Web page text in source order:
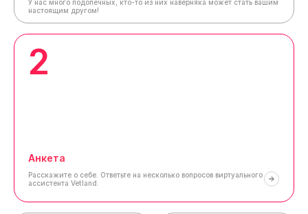
У нас много подопечных, кто-то из них наверняка может стать вашим
настоящим другом!
2
Анкета
Расскажите о себе. Ответьте на несколько вопросов виртуального
ассистента Vetland.